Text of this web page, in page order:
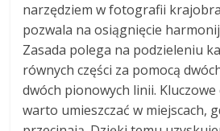
narzędziem w fotografii
pozwala na osiągnięcie
Zasada polega na podzieleniu
równych części za pomocą
dwóch pionowych linii.
warto umieszczać w miejscach,